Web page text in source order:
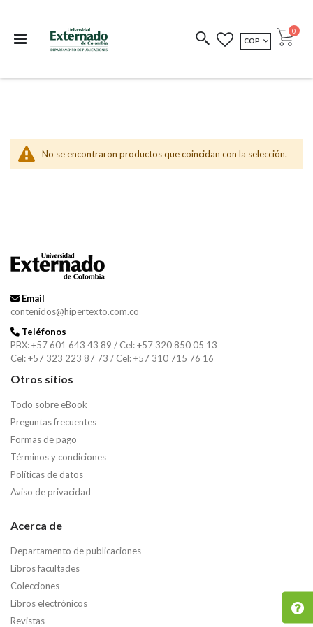
COEDICIONES REDIMIR CÓDIGO
MONEDA
COP Cart
0
No se encontraron productos que coincidan con la selección.
Email
contenidos@hipertexto.com.co
Teléfonos
PBX: +57 601 643 43 89 / Cel: +57 320 850 05 13
Cel: +57 323 223 87 73 / Cel: +57 310 715 76 16
Otros sitios
Todo sobre eBook
Preguntas frecuentes
Formas de pago
Términos y condiciones
Políticas de datos
Aviso de privacidad
Acerca de
Departamento de publicaciones
Libros facultades
Colecciones
Libros electrónicos
Revistas